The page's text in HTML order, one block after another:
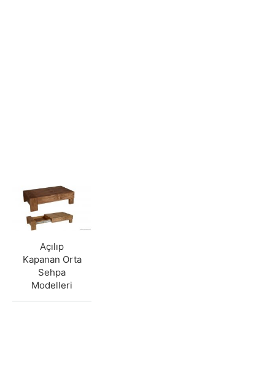
Açılıp
Kapanan Orta
Sehpa
Modelleri